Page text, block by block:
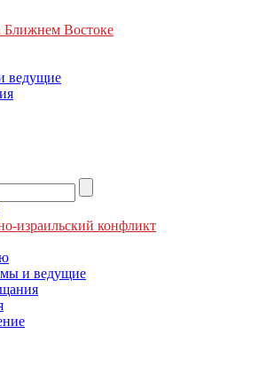
Ближнем Востоке
ведущие
израильский конфликт
и ведущие